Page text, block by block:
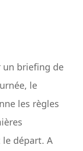
un briefing de
le
les règles
départ. A